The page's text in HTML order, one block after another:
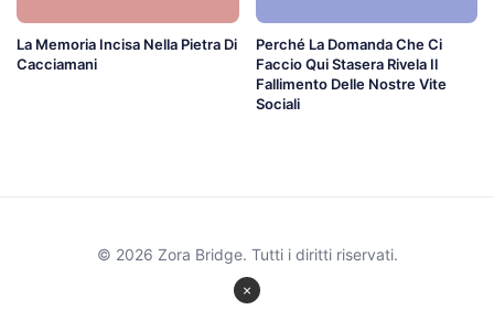
La Memoria Incisa Nella Pietra Di
Cacciamani
Perché La Domanda Che Ci
Faccio Qui Stasera Rivela Il
Fallimento Delle Nostre Vite
Sociali
×
© 2026 Zora Bridge. Tutti i diritti riservati.